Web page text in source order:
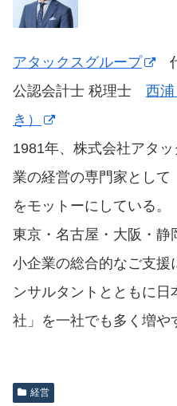
アタックスグループ
代
公認会計士 税理士 西
き）
1981年、株式会社アタ
業の経営の専門家として
をモットーにしている。
東京・名古屋・大阪・静
小企業の総合的なご支援
ンサルタントとともに
社」を一社でも多く増や
経営